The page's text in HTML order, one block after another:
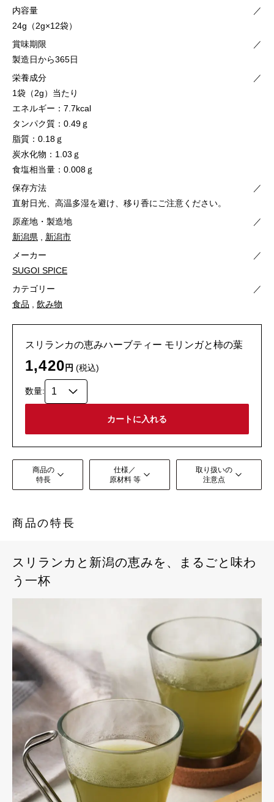
内容量
／
24g（2g×12袋）
賞味期限
／
製造日から365日
栄養成分
／
1袋（2g）当たり
エネルギー：7.7kcal
タンパク質：0.49ｇ
脂質：0.18ｇ
炭水化物：1.03ｇ
食塩相当量：0.008ｇ
保存方法
／
直射日光、高温多湿を避け、移り香にご注意ください。
原産地・製造地
／
新潟県
新潟市
メーカー
／
SUGOI SPICE
カテゴリー
／
食品
飲み物
スリランカの恵みハーブティー モリンガと柿の葉
1,420円 (税込)
数量:
商品の
特長
仕様／
原材料 等
取り扱いの
注意点
商品の特長
スリランカと新潟の恵みを、まるごと味わ
う一杯